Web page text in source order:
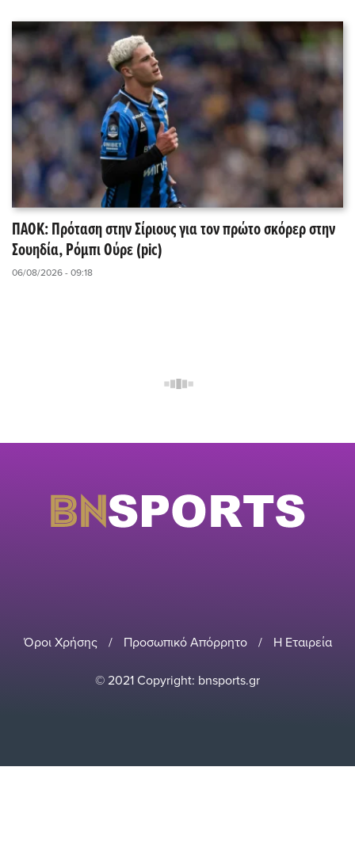
ΠΑΟΚ: Πρόταση στην Σίριους για τον πρώτο σκόρερ στην
Σουηδία, Ρόμπι Ούρε (pic)
06/08/2026 - 09:18
Όροι Χρήσης / Προσωπικό Απόρρητο / Η Εταιρεία
© 2021 Copyright: bnsports.gr